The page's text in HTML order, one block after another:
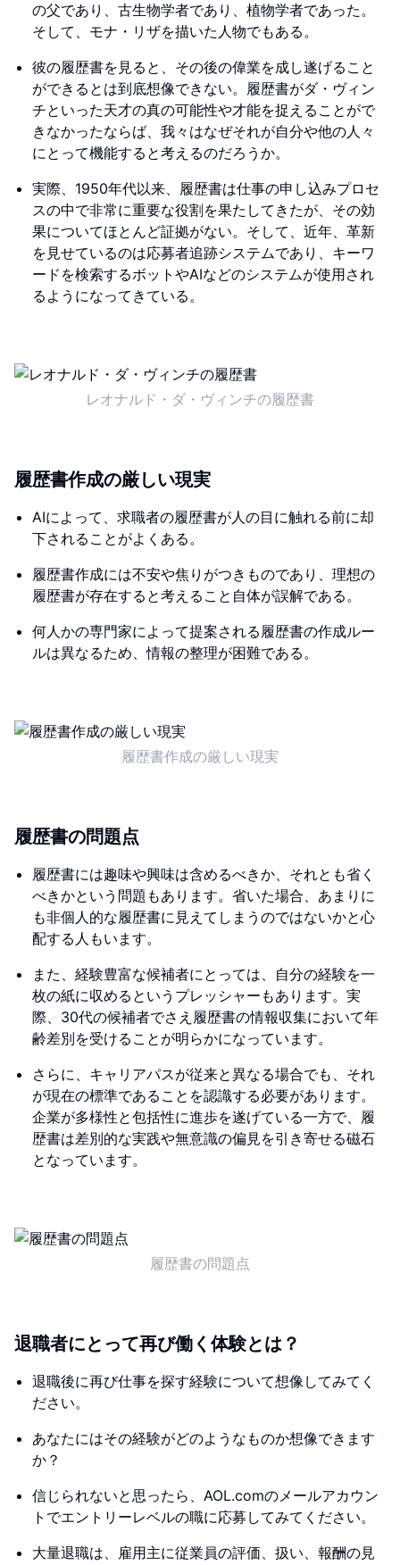
の父であり、古生物学者であり、植物学者であった。
そして、モナ・リザを描いた人物でもある。
彼の履歴書を見ると、その後の偉業を成し遂げること
ができるとは到底想像できない。履歴書がダ・ヴィン
チといった天才の真の可能性や才能を捉えることがで
きなかったならば、我々はなぜそれが自分や他の人々
にとって機能すると考えるのだろうか。
実際、1950年代以来、履歴書は仕事の申し込みプロセ
スの中で非常に重要な役割を果たしてきたが、その効
果についてほとんど証拠がない。そして、近年、革新
を見せているのは応募者追跡システムであり、キーワ
ードを検索するボットやAIなどのシステムが使用され
るようになってきている。
レオナルド・ダ・ヴィンチの履歴書
履歴書作成の厳しい現実
AIによって、求職者の履歴書が人の目に触れる前に却
下されることがよくある。
履歴書作成には不安や焦りがつきものであり、理想の
履歴書が存在すると考えること自体が誤解である。
何人かの専門家によって提案される履歴書の作成ルー
ルは異なるため、情報の整理が困難である。
履歴書作成の厳しい現実
履歴書の問題点
履歴書には趣味や興味は含めるべきか、それとも省く
べきかという問題もあります。省いた場合、あまりに
も非個人的な履歴書に見えてしまうのではないかと心
配する人もいます。
また、経験豊富な候補者にとっては、自分の経験を一
枚の紙に収めるというプレッシャーもあります。実
際、30代の候補者でさえ履歴書の情報収集において年
齢差別を受けることが明らかになっています。
さらに、キャリアパスが従来と異なる場合でも、それ
が現在の標準であることを認識する必要があります。
企業が多様性と包括性に進歩を遂げている一方で、履
歴書は差別的な実践や無意識の偏見を引き寄せる磁石
となっています。
履歴書の問題点
退職者にとって再び働く体験とは？
退職後に再び仕事を探す経験について想像してみてく
ださい。
あなたにはその経験がどのようなものか想像できます
か？
信じられないと思ったら、AOL.comのメールアカウン
トでエントリーレベルの職に応募してみてください。
大量退職は、雇用主に従業員の評価、扱い、報酬の見